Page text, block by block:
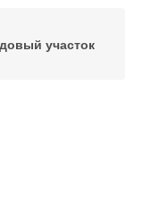
участок